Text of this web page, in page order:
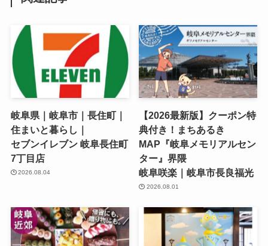
岐阜県｜岐阜市｜長住町｜
住まいと暮らし｜
セブンイレブン 岐阜長住町
7丁目店
2026.08.04
【2026最新版】クーポン特
典付き！まちあるき
MAP『岐阜メモリアルセン
ター』界隈
岐阜咲楽｜岐阜市長良福光
2026.08.01